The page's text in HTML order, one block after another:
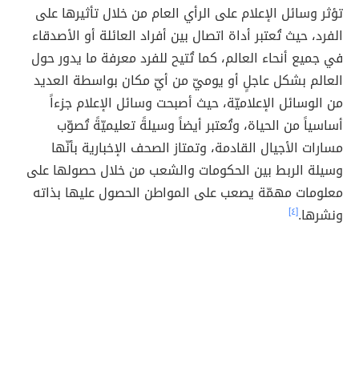
تؤثر وسائل الإعلام على الرأي العام من خلال تأثيرها على
الفرد، حيث تُعتبر أداة اتصال بين أفراد العائلة أو الأصدقاء
في جميع أنحاء العالم، كما تُتيح للفرد معرفة ما يدور حول
العالم بشكل عاجلٍ أو يوميّ من أيّ مكان بواسطة العديد
من الوسائل الإعلاميّة، حيث أصبحت وسائل الإعلام جزءاً
أساسياً من الحياة، وتُعتبر أيضاً وسيلةً تعليميّةً تُصوّب
مسارات الأجيال القادمة، وتمتاز الصحف الإخبارية بأنّها
وسيلة الربط بين الحكومات والشعب من خلال حصولها على
معلومات مهمّة يصعب على المواطن الحصول عليها بذاته
ونشرها.[٤]